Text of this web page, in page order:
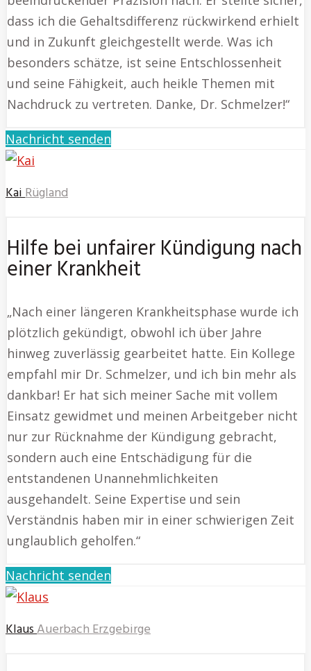
dass ich die Gehaltsdifferenz rückwirkend erhielt
und in Zukunft gleichgestellt werde. Was ich
besonders schätze, ist seine Entschlossenheit
und seine Fähigkeit, auch heikle Themen mit
Nachdruck zu vertreten. Danke, Dr. Schmelzer!“
Nachricht senden
KaiRügland
Hilfe bei unfairer Kündigung nach
einer Krankheit
„Nach einer längeren Krankheitsphase wurde ich
plötzlich gekündigt, obwohl ich über Jahre
hinweg zuverlässig gearbeitet hatte. Ein Kollege
empfahl mir Dr. Schmelzer, und ich bin mehr als
dankbar! Er hat sich meiner Sache mit vollem
Einsatz gewidmet und meinen Arbeitgeber nicht
nur zur Rücknahme der Kündigung gebracht,
sondern auch eine Entschädigung für die
entstandenen Unannehmlichkeiten
ausgehandelt. Seine Expertise und sein
Verständnis haben mir in einer schwierigen Zeit
unglaublich geholfen.“
Nachricht senden
KlausAuerbach Erzgebirge